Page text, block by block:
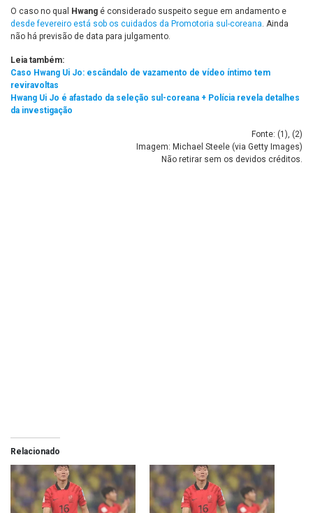
O caso no qual Hwang é considerado suspeito segue em andamento e
desde fevereiro está sob os cuidados da Promotoria sul-coreana. Ainda
não há previsão de data para julgamento.
Leia também:
Caso Hwang Ui Jo: escândalo de vazamento de vídeo íntimo tem
reviravoltas
Hwang Ui Jo é afastado da seleção sul-coreana + Polícia revela detalhes
da investigação
Fonte: (1 ), (2)
Imagem: Michael Steele (via Getty Images)
Não retirar sem os devidos créditos.
Relacionado